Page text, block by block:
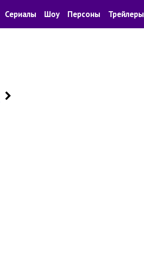
Сериалы Шоу Персоны Трейлеры